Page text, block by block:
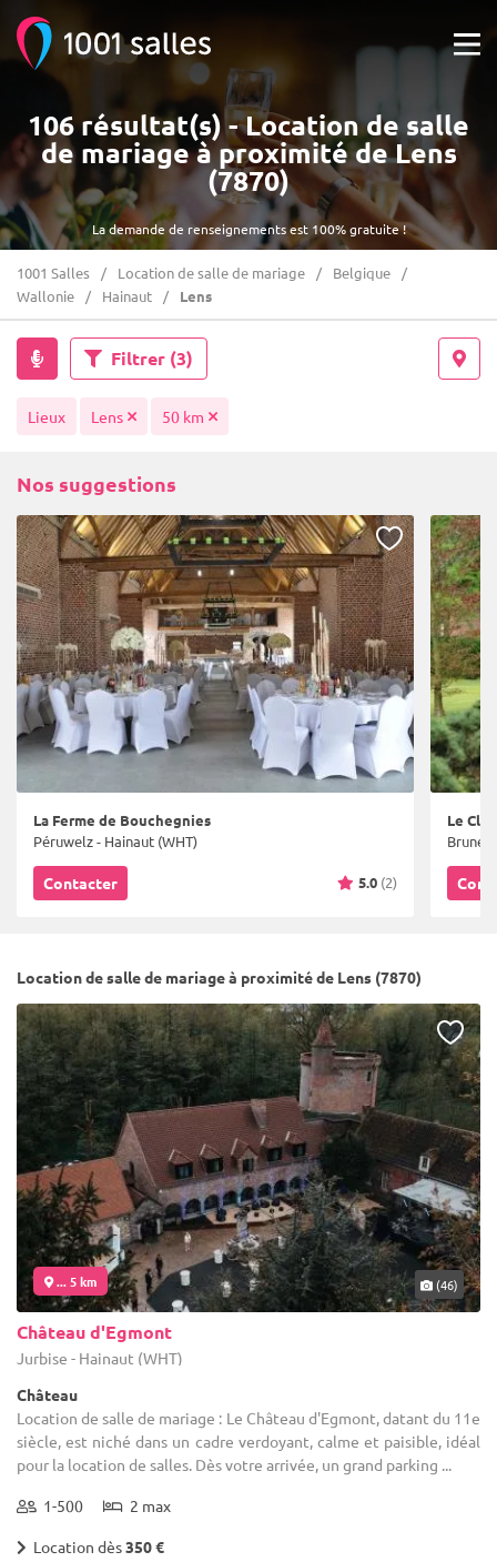
La demande de renseignements est 100% gratuite !
106 résultat(s) - Location de salle
de mariage à proximité de Lens
(7870)
1001 Salles Location de salle de mariage
Belgique
Wallonie
Hainaut Lens
Filtrer (3)
Lieux Lens 50 km
Nos suggestions
La Ferme de Bouchegnies
Péruwelz - Hainaut (WHT)
Contacter 5.0 (2)
Le
Location de salle de mariage à proximité de Lens (7870)
... 5 km (46)
Château d'Egmont
Jurbise - Hainaut (WHT)
Château
Location de salle de mariage : Le Château d'Egmont, datant du 11e
siècle, est niché dans un cadre verdoyant, calme et paisible, idéal
pour la location de salles. Dès votre arrivée, un grand parking ...
1-500 2 max
Location dès350 €